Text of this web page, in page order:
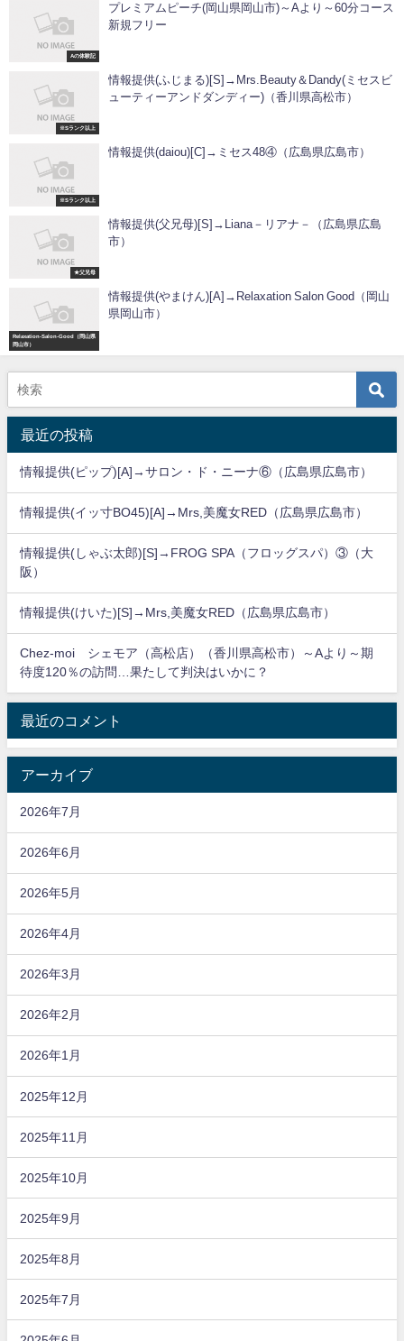
Aの体験記
プレミアムピーチ(岡山県岡山市)～Aより～60分コース
新規フリー
※Sランク以上
情報提供(ふじまる)[S]→Mrs.Beauty＆Dandy(ミセスビ
ューティーアンドダンディー)（香川県高松市）
※Sランク以上
情報提供(daiou)[C]→ミセス48④（広島県広島市）
★父兄母
情報提供(父兄母)[S]→Liana－リアナ－（広島県広島
市）
Relaxation-Salon-Good（岡山県
岡山市）
情報提供(やまけん)[A]→Relaxation Salon Good（岡山
県岡山市）
最近の投稿
情報提供(ピップ)[A]→サロン・ド・ニーナ⑥（広島県広島市）
情報提供(イッ寸BO45)[A]→Mrs,美魔女RED（広島県広島市）
情報提供(しゃぶ太郎)[S]→FROG SPA（フロッグスパ）③（大
阪）
情報提供(けいた)[S]→Mrs,美魔女RED（広島県広島市）
Chez-moi シェモア（高松店）（香川県高松市）～Aより～期
待度120％の訪問…果たして判決はいかに？
最近のコメント
アーカイブ
2026年7月
2026年6月
2026年5月
2026年4月
2026年3月
2026年2月
2026年1月
2025年12月
2025年11月
2025年10月
2025年9月
2025年8月
2025年7月